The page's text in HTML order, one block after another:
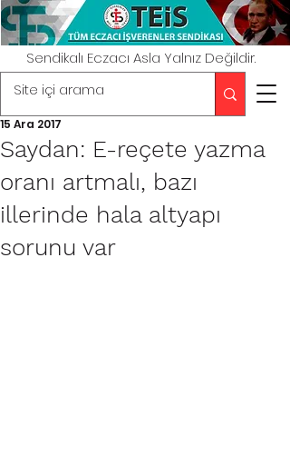
Sendikalı Eczacı Asla Yalnız Değildir.
Saydan: E-reçete yazma
oranı artmalı, bazı
illerinde hala altyapı
sorunu var
15 Ara 2017